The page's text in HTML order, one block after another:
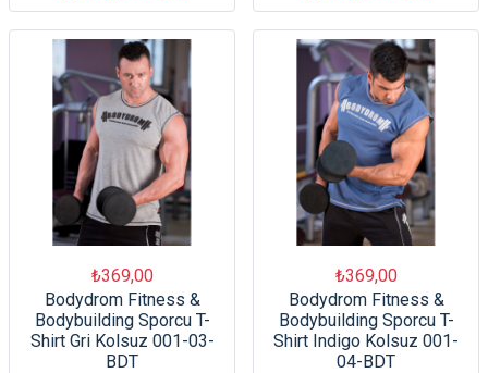
₺369,00
Bodydrom Fitness &
Bodybuilding Sporcu T-
Shirt Gri Kolsuz 001-03-
BDT
₺369,00
Bodydrom Fitness &
Bodybuilding Sporcu T-
Shirt Indigo Kolsuz 001-
04-BDT